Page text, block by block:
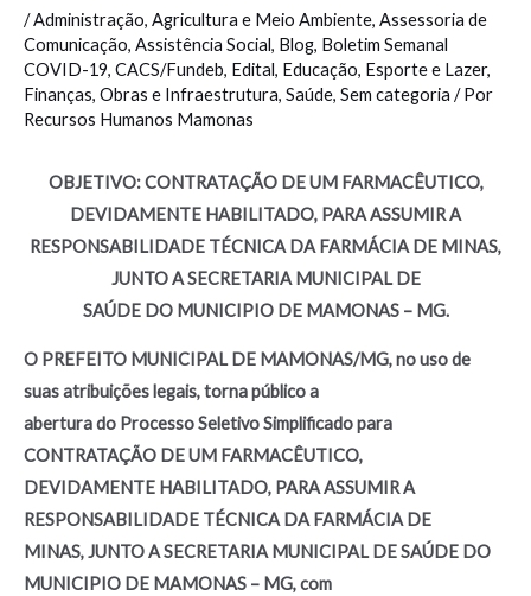
/Administração, Agricultura e Meio Ambiente, Assessoria de
Comunicação, Assistência Social, Blog, Boletim Semanal
COVID-19, CACS/Fundeb, Edital, Educação, Esporte e Lazer,
Finanças, Obras e Infraestrutura, Saúde, Sem categoria / Por
Recursos Humanos Mamonas
OBJETIVO: CONTRATAÇÃO DE UM FARMACÊUTICO,
DEVIDAMENTE HABILITADO, PARA ASSUMIR A
RESPONSABILIDADE TÉCNICA DA FARMÁCIA DE MINAS,
JUNTO A SECRETARIA MUNICIPAL DE
SAÚDE DO MUNICIPIO DE MAMONAS – MG.
O PREFEITO MUNICIPAL DE MAMONAS/MG, no uso de
suas atribuições legais, torna público a
abertura do Processo Seletivo Simplificado para
CONTRATAÇÃO DE UM FARMACÊUTICO,
DEVIDAMENTE HABILITADO, PARA ASSUMIR A
RESPONSABILIDADE TÉCNICA DA FARMÁCIA DE
MINAS, JUNTO A SECRETARIA MUNICIPAL DE SAÚDE DO
MUNICIPIO DE MAMONAS – MG, com